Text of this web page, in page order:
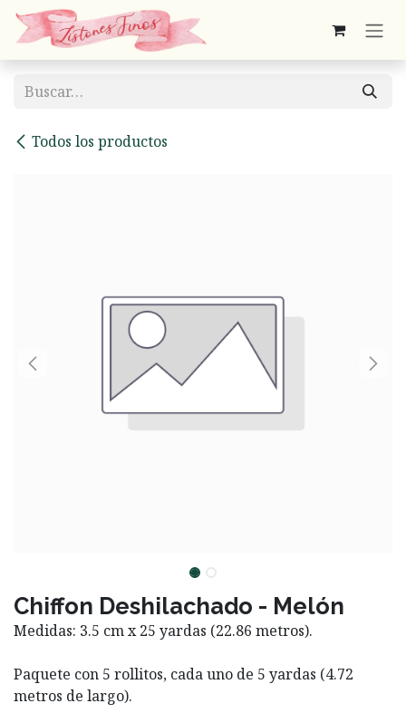
Ir al contenido
Todos los productos
Chiffon Deshilachado - Melón
Medidas: 3.5 cm x 25 yardas (22.86 metros).
Paquete con 5 rollitos, cada uno de 5 yardas (4.72
metros de largo).